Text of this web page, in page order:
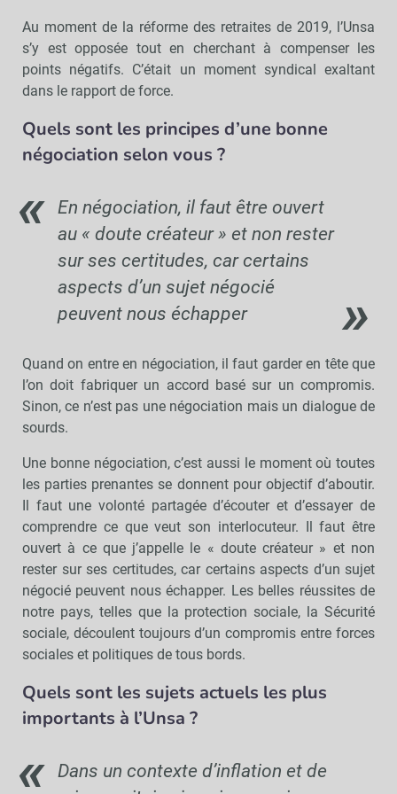
Au moment de la réforme des retraites de 2019, l’Unsa
s’y est opposée tout en cherchant à compenser les
points négatifs. C’était un moment syndical exaltant
dans le rapport de force.
Quels sont les principes d’une bonne
négociation selon vous ?
En négociation, il faut être ouvert
au « doute créateur » et non rester
sur ses certitudes, car certains
aspects d’un sujet négocié
peuvent nous échapper
Quand on entre en négociation, il faut garder en tête que
l’on doit fabriquer un accord basé sur un compromis.
Sinon, ce n’est pas une négociation mais un dialogue de
sourds.
Une bonne négociation, c’est aussi le moment où toutes
les parties prenantes se donnent pour objectif d’aboutir.
Il faut une volonté partagée d’écouter et d’essayer de
comprendre ce que veut son interlocuteur. Il faut être
ouvert à ce que j’appelle le « doute créateur » et non
rester sur ses certitudes, car certains aspects d’un sujet
négocié peuvent nous échapper. Les belles réussites de
notre pays, telles que la protection sociale, la Sécurité
sociale, découlent toujours d’un compromis entre forces
sociales et politiques de tous bords.
Quels sont les sujets actuels les plus
importants à l’Unsa ?
Dans un contexte d’inflation et de